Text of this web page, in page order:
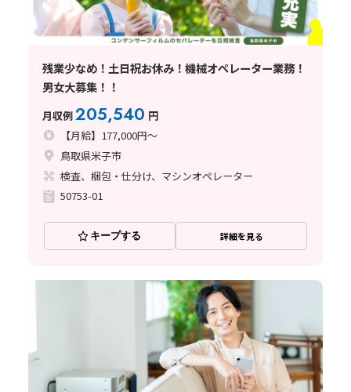
残業少なめ！土日祝お休み！機械オペレーター業務！
男女大募集！！
月収例205,540 円
【月給】177,000円～
鳥取県米子市
検査、梱包・仕分け、マシンオペレーター
50753-01
キープする 詳細を見る